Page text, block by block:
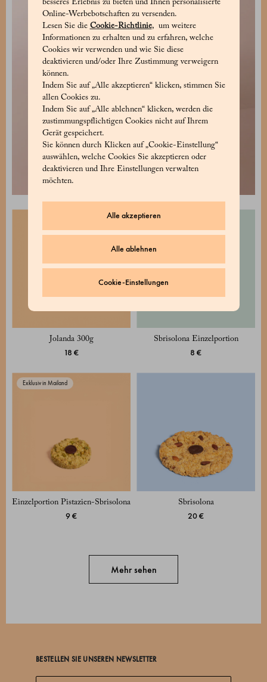
besseres Erlebnis zu bieten und Ihnen personalisierte
Online-Werbebotschaften zu versenden.
Lesen Sie die Cookie-Richtlinie, um weitere
Informationen zu erhalten und zu erfahren, welche
Cookies wir verwenden und wie Sie diese
deaktivieren und/oder Ihre Zustimmung verweigern
können.
Indem Sie auf „Alle akzeptieren“ klicken, stimmen Sie
allen Cookies zu.
Indem Sie auf „Alle ablehnen“ klicken, werden die
zustimmungspflichtigen Cookies nicht auf Ihrem
Gerät gespeichert.
Sie können durch Klicken auf „Cookie-Einstellung“
auswählen, welche Cookies Sie akzeptieren oder
deaktivieren und Ihre Einstellungen verwalten
möchten.
Alle akzeptieren
Alle ablehnen
Cookie-Einstellungen
Jolanda 300g
18 €
Exklusiv in Mailand
Sbrisolona Einzelportion
8 €
Exklusiv in Mailand
Einzelportion Pistazien-Sbrisolona
9 €
Sbrisolona
20 €
Mehr sehen
BESTELLEN SIE UNSEREN NEWSLETTER